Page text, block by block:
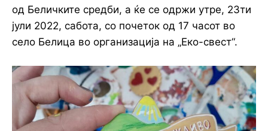
од Беличките средби, а ќе се одржи утре, 23ти
јули 2022, сабота, со почеток од 17 часот во
село Белица во организација на „Еко-свест“.